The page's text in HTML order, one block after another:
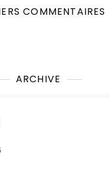
COMMENTAIRES
ARCHIVE